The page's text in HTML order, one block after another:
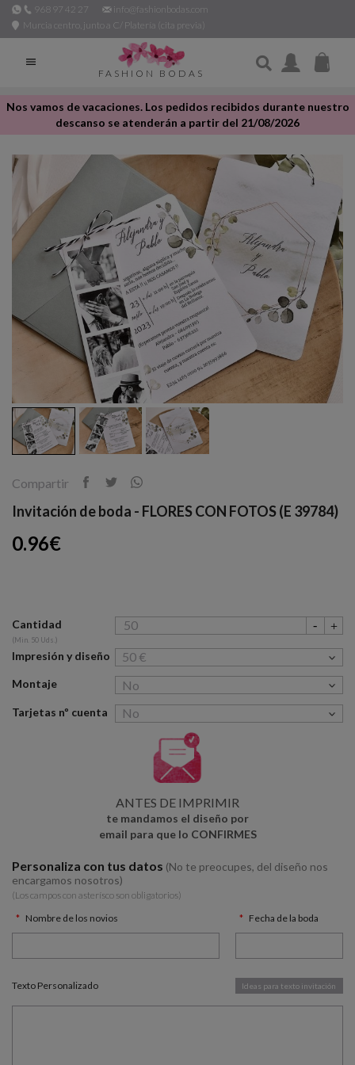
968 97 42 27
info@fashionbodas.com
Murcia centro, junto a C/ Platería (cita previa)

FASHION BODAS
Nos vamos de vacaciones. Los pedidos recibidos durante nuestro
descanso se atenderán a partir del 21/08/2026
Compartir
Invitación de boda - FLORES CON FOTOS (E 39784)
0.96€
Cantidad
(Min. 50 Uds.)
Impresión y diseño
Montaje
Tarjetas nº cuenta
ANTES DE IMPRIMIR
te mandamos el diseño por
email para que lo CONFIRMES
Personaliza con tus datos (No te preocupes, del diseño nos
encargamos nosotros)
(Los campos con asterísco son obligatorios)
Nombre de los novios
Fecha de la boda
Texto Personalizado Ideas para texto invitación